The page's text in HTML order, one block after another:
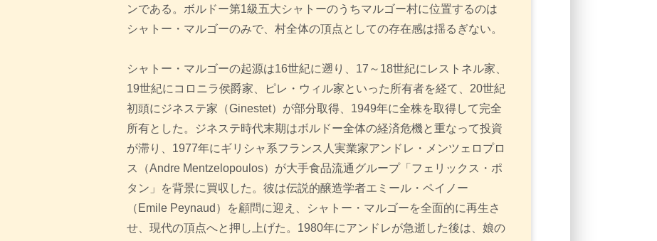
ンである。ボルドー第1級五大シャトーのうちマルゴー村に位置するのは
シャトー・マルゴーのみで、村全体の頂点としての存在感は揺るぎない。
シャトー・マルゴーの起源は16世紀に遡り、17～18世紀にレストネル家、
19世紀にコロニラ侯爵家、ピレ・ウィル家といった所有者を経て、20世紀
初頭にジネステ家（Ginestet）が部分取得、1949年に全株を取得して完全
所有とした。ジネステ時代末期はボルドー全体の経済危機と重なって投資
が滞り、1977年にギリシャ系フランス人実業家アンドレ・メンツェロプロ
ス（Andre Mentzelopoulos）が大手食品流通グループ「フェリックス・ポ
タン」を背景に買収した。彼は伝説的醸造学者エミール・ペイノー
（Emile Peynaud）を顧問に迎え、シャトー・マルゴーを全面的に再生さ
せ、現代の頂点へと押し上げた。1980年にアンドレが急逝した後は、娘の